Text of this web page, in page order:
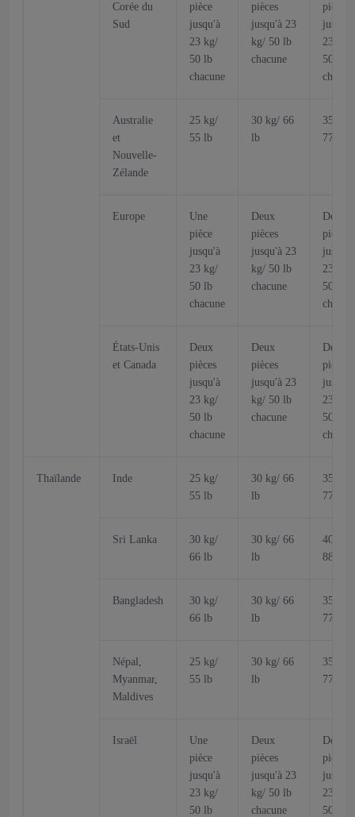
Corée du
Sud
pièce
jusqu'à
23 kg/
50 lb
chacune
pièces
jusqu'à 23
kg/ 50 lb
chacune
pièces
jusqu'à
23 kg/
50 lb
Australie
et
Nouvelle-
Zélande
25 kg/
55 lb
30 kg/ 66
lb
35 kg/
77 lb
Europe
Une
pièce
jusqu'à
23 kg/
50 lb
chacune
Deux
pièces
jusqu'à 23
kg/ 50 lb
chacune
Deux
pièces
jusqu'à
23 kg/
50 lb
États-Unis
et Canada
Deux
pièces
jusqu'à
23 kg/
50 lb
chacune
Deux
pièces
jusqu'à 23
kg/ 50 lb
chacune
Deux
pièces
jusqu'à
23 kg/
50 lb
Thaïlande Inde
25 kg/
55 lb
30 kg/ 66
lb
35 kg/
77 lb
Sri Lanka
30 kg/
66 lb
30 kg/ 66
lb
40 kg/
88 lb
Bangladesh
30 kg/
66 lb
30 kg/ 66
lb
35 kg/
77 lb
Népal,
Myanmar,
Maldives
25 kg/
55 lb
30 kg/ 66
lb
35 kg/
77 lb
Israël
Une
pièce
jusqu'à
23 kg/
50 lb
Deux
pièces
jusqu'à 23
kg/ 50 lb
chacune
Deux
pièces
jusqu'à
23 kg/
50 lb